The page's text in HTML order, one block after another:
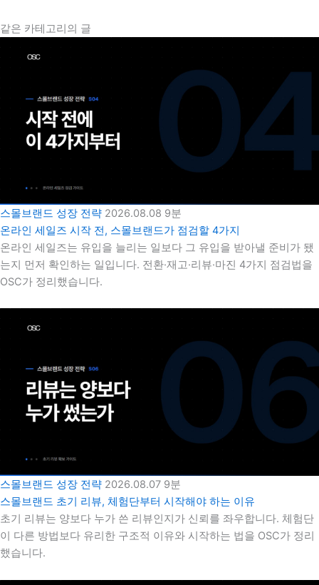
같은 카테고리의 글
스몰브랜드 성장 전략 2026.08.08 9분
온라인 세일즈 시작 전, 스몰브랜드가 점검할 4가지
온라인 세일즈는 유입을 늘리는 일보다 그 유입을 받아낼 준비가 됐
는지 먼저 확인하는 일입니다. 전환·재고·리뷰·마진 4가지 점검법을
OSC가 정리했습니다.
스몰브랜드 성장 전략 2026.08.07 9분
스몰브랜드 초기 리뷰, 체험단부터 시작해야 하는 이유
초기 리뷰는 양보다 누가 쓴 리뷰인지가 신뢰를 좌우합니다. 체험단
이 다른 방법보다 유리한 구조적 이유와 시작하는 법을 OSC가 정리
했습니다.